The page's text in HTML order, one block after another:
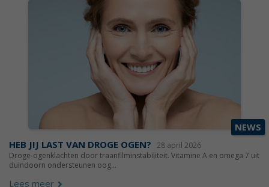
NEWS
HEB JIJ LAST VAN DROGE OGEN? 28 april 2026
Droge-ogenklachten door traanfilminstabiliteit. Vitamine A en omega 7 uit
duindoorn ondersteunen oog...
Lees meer